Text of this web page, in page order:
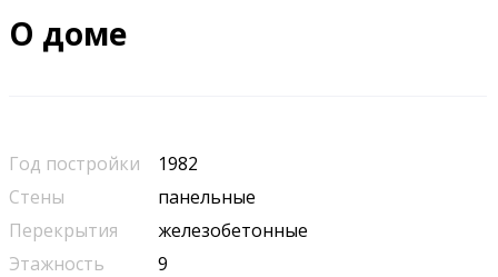
О доме
Год постройки
1982
Стены
панельные
Перекрытия
железобетонные
Этажность
9